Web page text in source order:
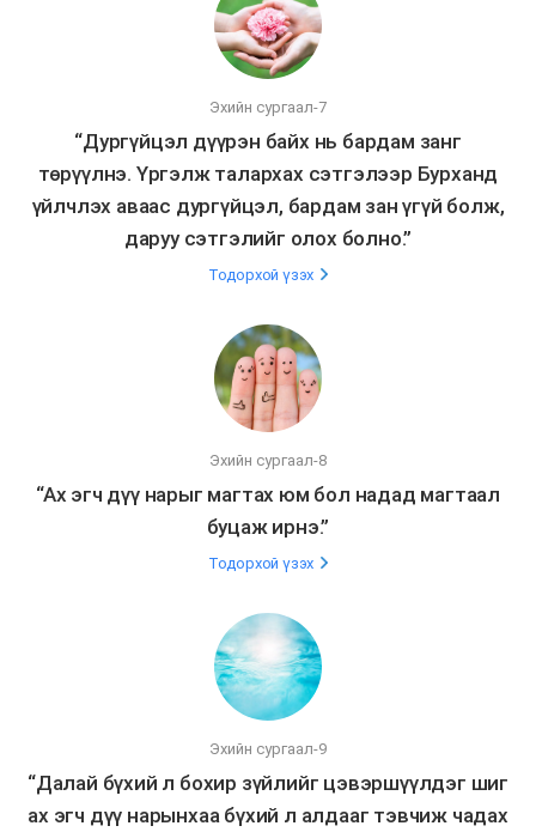
Эхийн сургаал-7
“Дургүйцэл дүүрэн байх нь бардам занг
төрүүлнэ. Үргэлж талархах сэтгэлээр Бурханд
үйлчлэх аваас дургүйцэл, бардам зан үгүй болж,
даруу сэтгэлийг олох болно.”
Тодорхой үзэх
Эхийн сургаал-8
“Ах эгч дүү нарыг магтах юм бол надад магтаал
буцаж ирнэ.”
Тодорхой үзэх
Эхийн сургаал-9
“Далай бүхий л бохир зүйлийг цэвэршүүлдэг шиг
ах эгч дүү нарынхаа бүхий л алдааг тэвчиж чадах